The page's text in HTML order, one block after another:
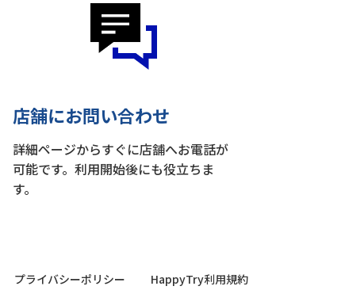
店舗にお問い合わせ
詳細ページからすぐに店舗へお電話が
可能です。利用開始後にも役立ちま
す。
プライバシーポリシー
HappyTry利用規約